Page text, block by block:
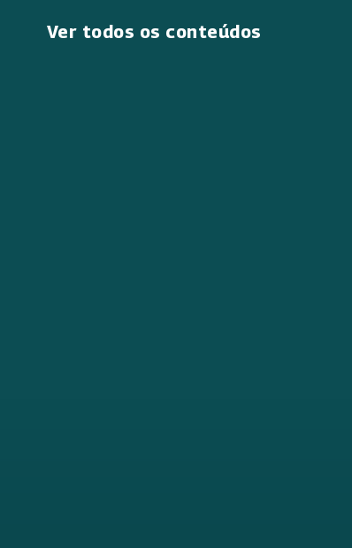
Ver todos os conteúdos